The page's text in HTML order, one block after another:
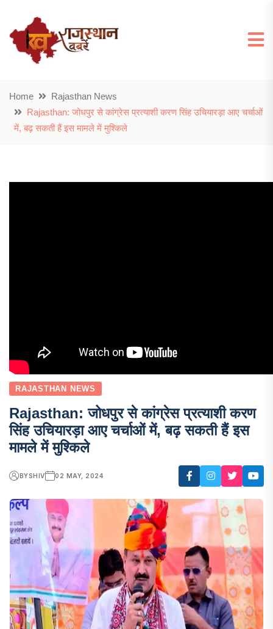
Home
Rajasthan News
Rajasthan: जोधपुर से कांग्रेस प्रत्याशी करण सिंह उचियारड़ा आए चर्चाओं
में, बढ़ सकती हैं इस मामले में मुश्किले
RAJASTHAN NEWS
Rajasthan: जोधपुर से कांग्रेस प्रत्याशी करण
सिंह उचियारड़ा आए चर्चाओं में, बढ़ सकती हैं इस
मामले में मुश्किले
BYSHIV 02 MAY, 2024